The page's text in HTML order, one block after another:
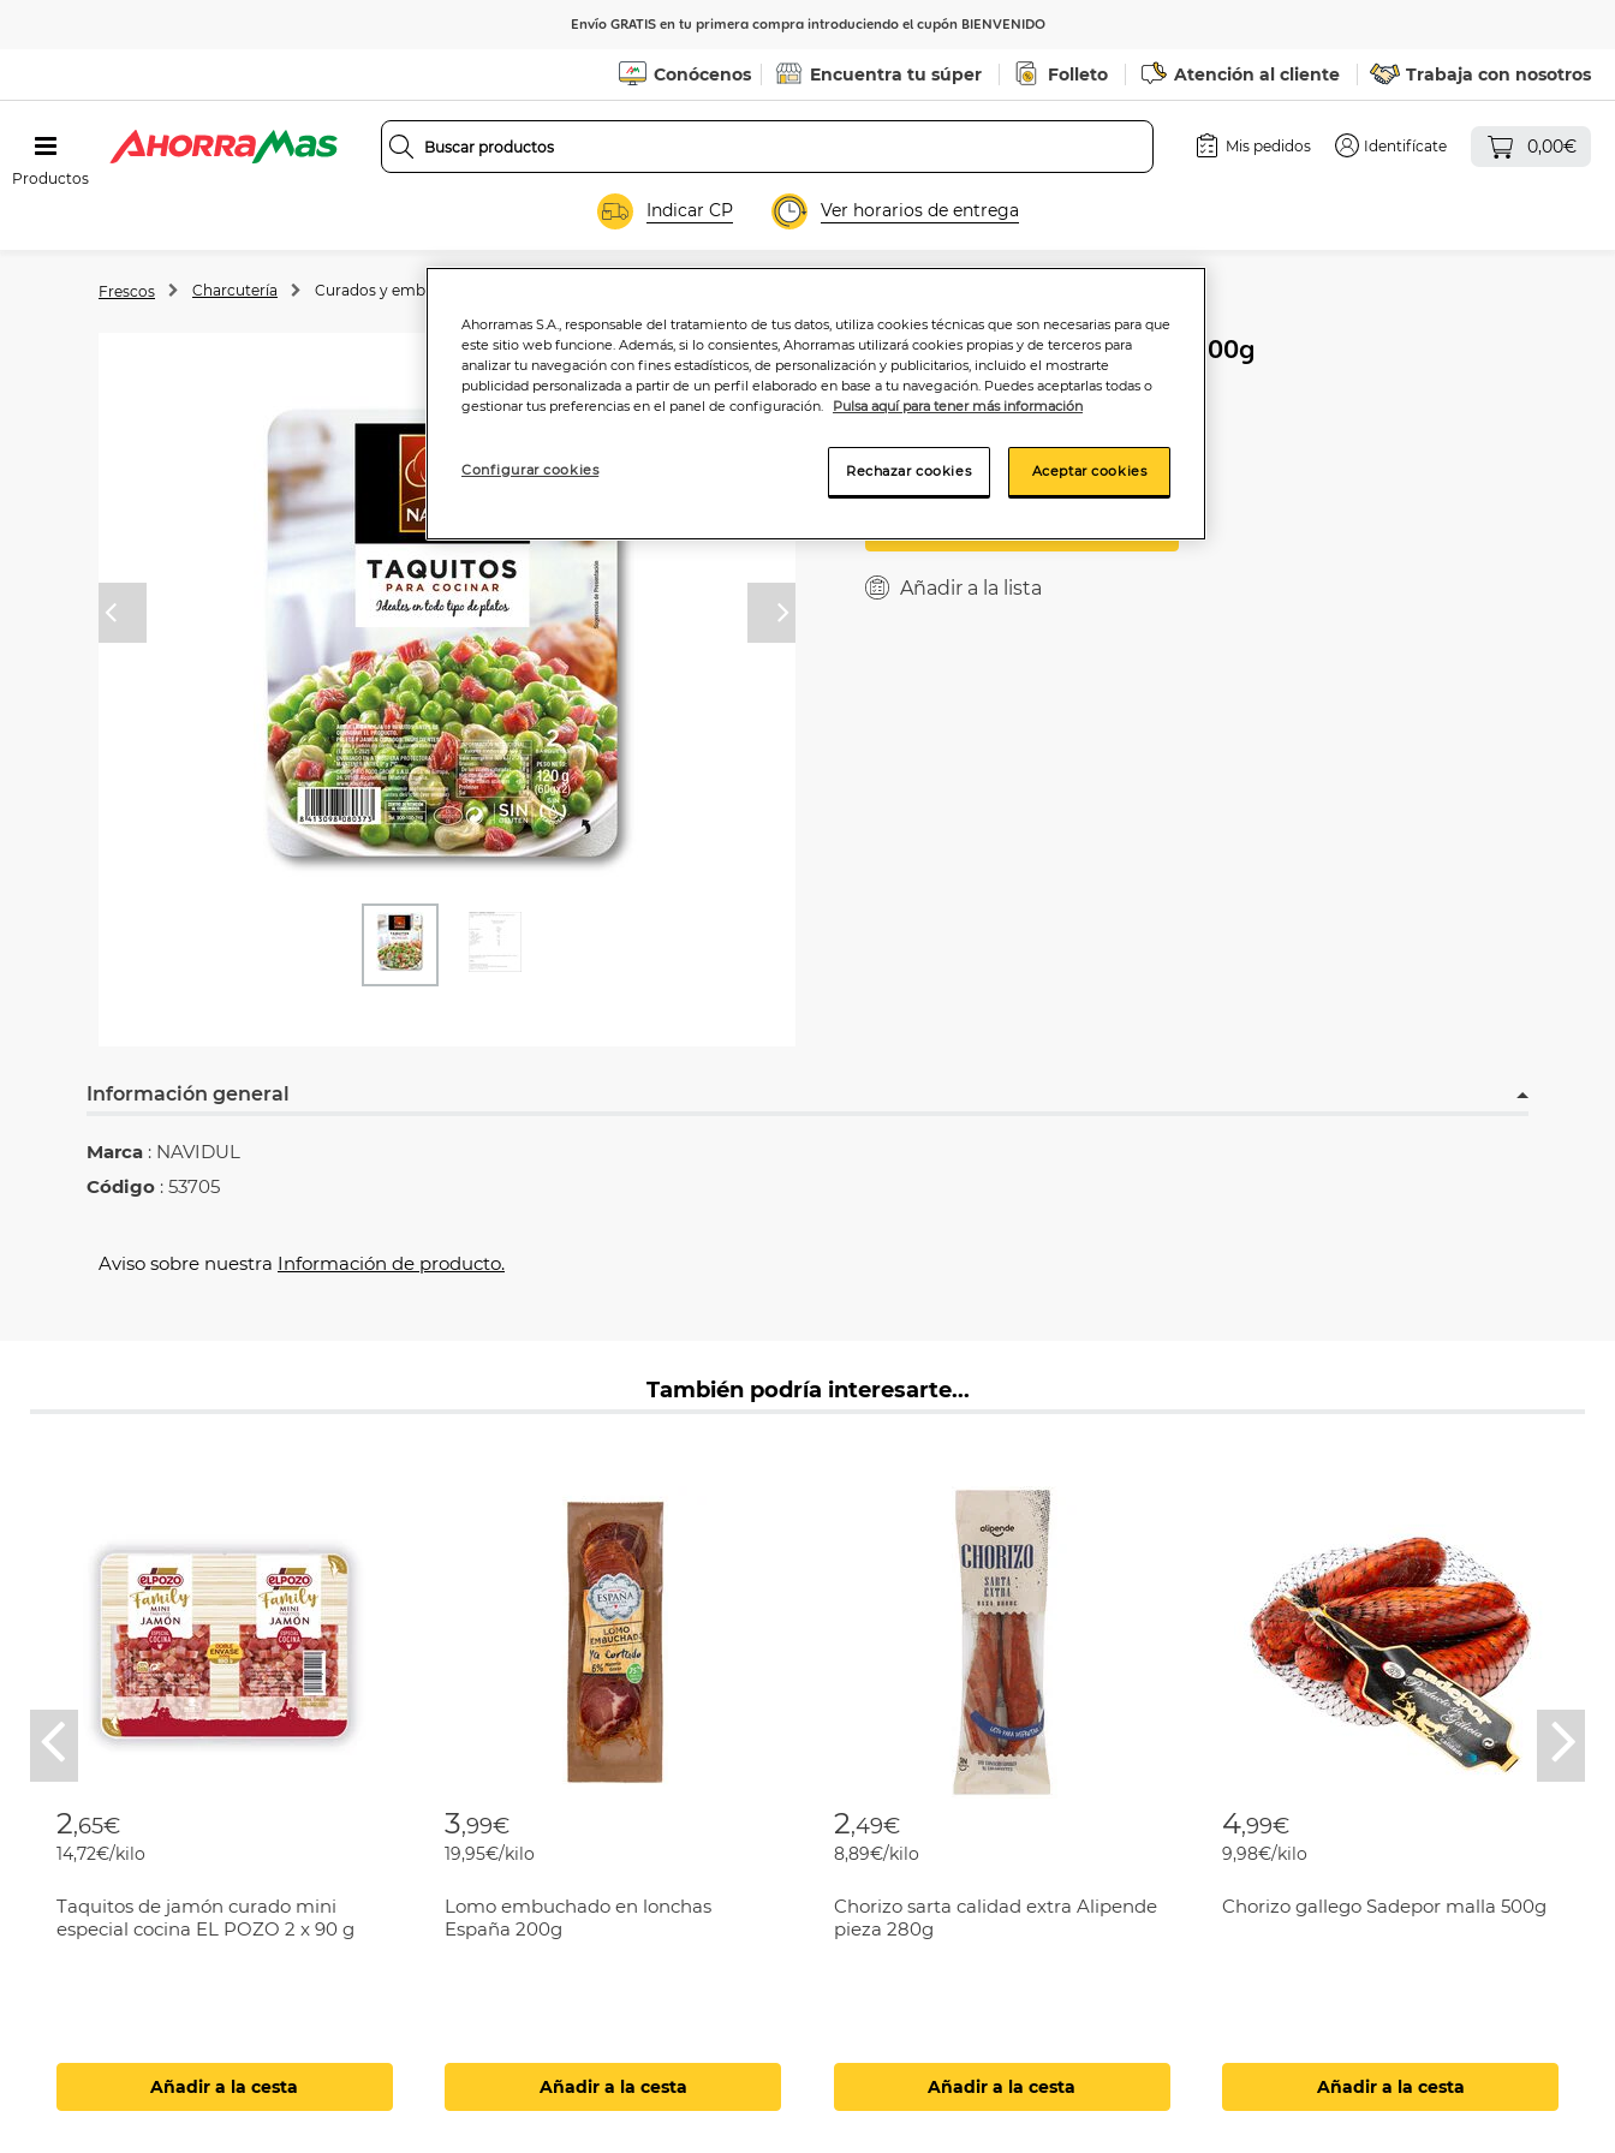
Envío GRATIS en tu primera compra introduciendo el cupón BIENVENIDO
Conócenos Encuentra tu súper Folleto Atención al cliente Trabaja con nosotros
Productos
Mis pedidos Identifícate 0,00€
Indicar CP Ver horarios de entrega
Frescos Charcutería Curados y embutidos
Anterior
Taquitos de jamón Navidul 100g
20,00€/kilo
Añadir a la lista
Información general
Marca : NAVIDUL
Código : 53705
Aviso sobre nuestra Información de producto.
También podría interesarte...
2,65€
14,72€/kilo
Taquitos de jamón curado mini
especial cocina EL POZO 2 x 90 g
Añadir a la cesta
3,99€
19,95€/kilo
Lomo embuchado en lonchas
España 200g
Añadir a la cesta
2,49€
8,89€/kilo
Chorizo sarta calidad extra Alipende
pieza 280g
Añadir a la cesta
4,99€
9,98€/kilo
Chorizo gallego Sadepor malla 500g
Añadir a la cesta
Previous
Ahorramas S.A., responsable del tratamiento de tus datos, utiliza cookies técnicas que son necesarias para que
este sitio web funcione. Además, si lo consientes, Ahorramas utilizará cookies propias y de terceros para
analizar tu navegación con fines estadísticos, de personalización y publicitarios, incluido el mostrarte
publicidad personalizada a partir de un perfil elaborado en base a tu navegación. Puedes aceptarlas todas o
gestionar tus preferencias en el panel de configuración.
Pulsa aquí para tener más información
Configurar cookies Rechazar cookies Aceptar cookies